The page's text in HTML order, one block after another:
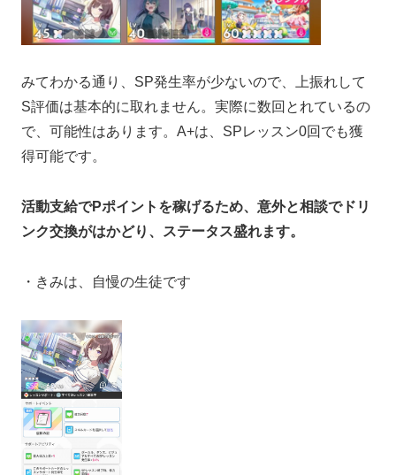
みてわかる通り、SP発生率が少ないので、上振れして
S評価は基本的に取れません。実際に数回とれているの
で、可能性はあります。A+は、SPレッスン0回でも獲
得可能です。
活動支給でPポイントを稼げるため、意外と相談でドリ
ンク交換がはかどり、ステータス盛れます。
・きみは、自慢の生徒です